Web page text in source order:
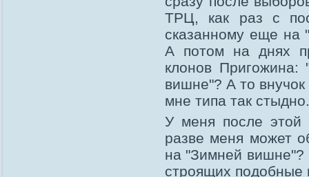
ТРЦ, как раз с
сказанному еще
А потом на днях
клонов
вишне"? А то
мне типа так
У меня после
разве меня может
на "Зимней вишне"?
строящих